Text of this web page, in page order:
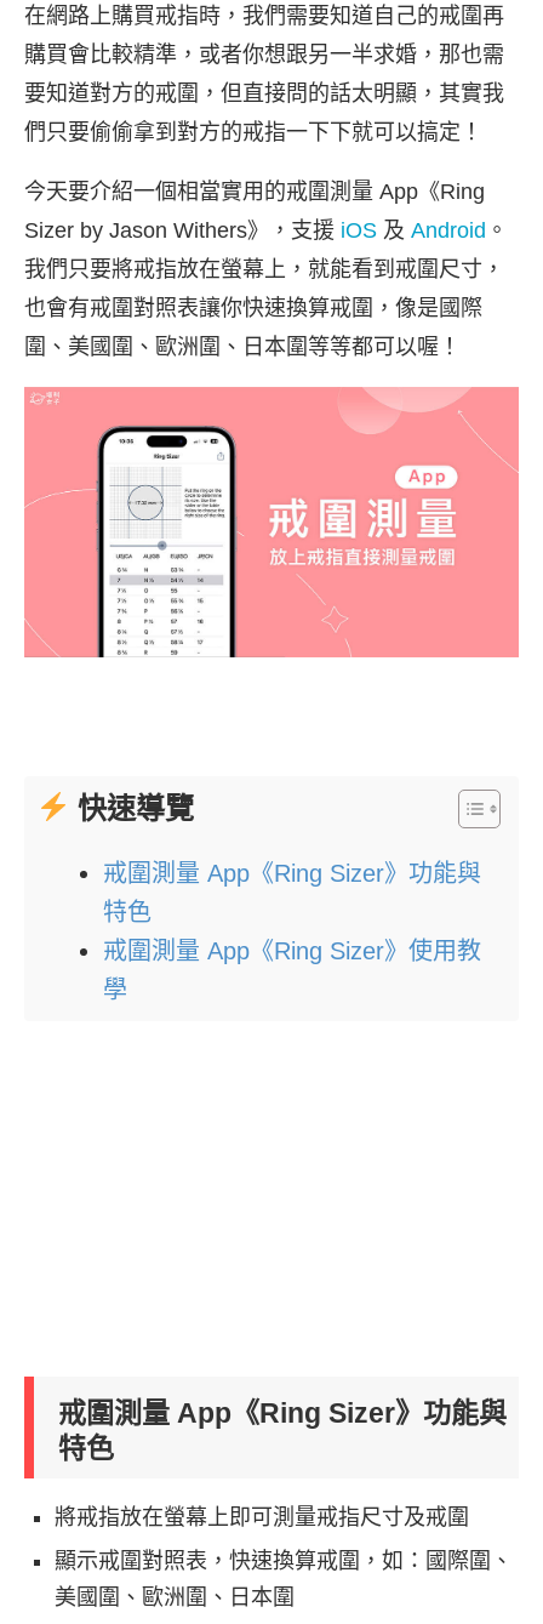
在網路上購買戒指時，我們需要知道自己的戒圍再
購買會比較精準，或者你想跟另一半求婚，那也需
要知道對方的戒圍，但直接問的話太明顯，其實我
們只要偷偷拿到對方的戒指一下下就可以搞定！
今天要介紹一個相當實用的戒圍測量 App《Ring
Sizer by Jason Withers》，支援 iOS 及 Android 。
我們只要將戒指放在螢幕上，就能看到戒圍尺寸，
也會有戒圍對照表讓你快速換算戒圍，像是國際
圍、美國圍、歐洲圍、日本圍等等都可以喔！
快速導覽
戒圍測量 App《Ring Sizer》功能與
特色
戒圍測量 App《Ring Sizer》使用教
學
戒圍測量 App《Ring Sizer》功能與
特色
將戒指放在螢幕上即可測量戒指尺寸及戒圍
顯示戒圍對照表，快速換算戒圍，如：國際圍、
美國圍、歐洲圍、日本圍